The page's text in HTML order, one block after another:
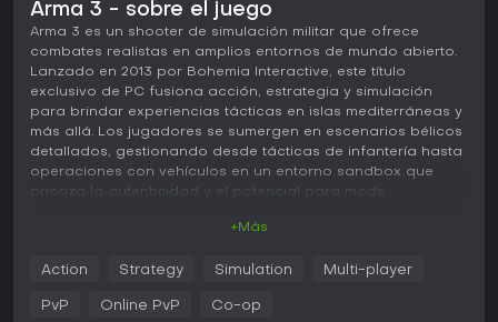
Arma 3 - sobre el juego
Arma 3 es un shooter de simulación militar que ofrece
combates realistas en amplios entornos de mundo abierto.
Lanzado en 2013 por Bohemia Interactive, este título
exclusivo de PC fusiona acción, estrategia y simulación
para brindar experiencias tácticas en islas mediterráneas y
más allá. Los jugadores se sumergen en escenarios bélicos
detallados, gestionando desde tácticas de infantería hasta
operaciones con vehículos en un entorno sandbox que
prioriza la autenticidad y el potencial para mods.
balística y física realistas que influyen en cada disparo y
movimiento. Las armas cuentan con retroceso preciso y
+Más
Action Strategy Simulation Multi-player
PvP Online PvP Co-op